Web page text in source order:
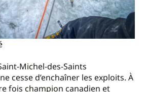
Michel-des-Saints
ne cesse d’enchaîner les exploits. À
fois champion canadien et